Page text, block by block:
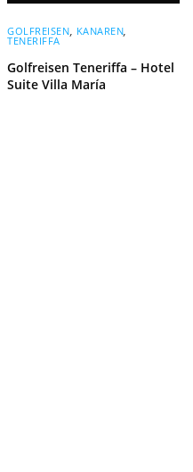
GOLFREISEN KANAREN
TENERIFFA
Golfreisen Teneriffa – Hotel
Suite Villa María